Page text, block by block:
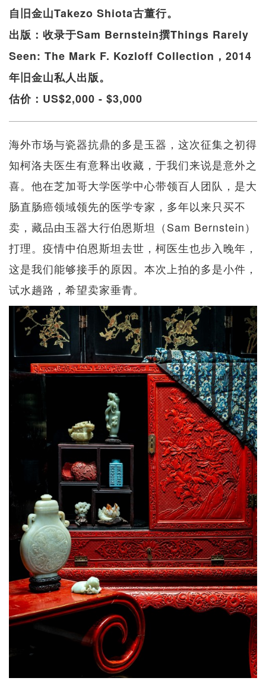
自旧金山Takezo Shiota古董行。
出版：收录于Sam Bernstein撰Things Rarely
Seen: The Mark F. Kozloff Collection，2014
年旧金山私人出版。
估价：US$2,000 - $3,000
海外市场与瓷器抗鼎的多是玉器，这次征集之初得
知柯洛夫医生有意释出收藏，于我们来说是意外之
喜。他在芝加哥大学医学中心带领百人团队，是大
肠直肠癌领域领先的医学专家，多年以来只买不
卖，藏品由玉器大行伯恩斯坦（Sam Bernstein）
打理。疫情中伯恩斯坦去世，柯医生也步入晚年，
这是我们能够接手的原因。本次上拍的多是小件，
试水趟路，希望卖家垂青。